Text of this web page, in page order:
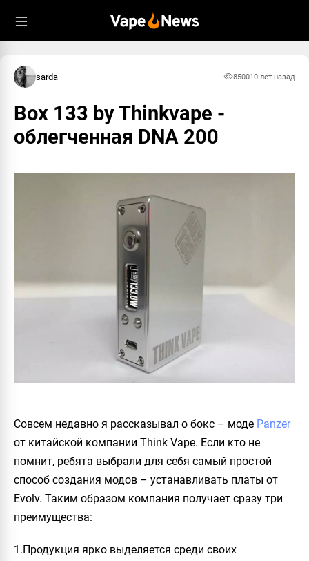
sarda 850010 лет назад
Box 133 by Thinkvape -
облегченная DNA 200
Совсем недавно я рассказывал о бокс – моде Panzer
от китайской компании Think Vape. Если кто не
помнит, ребята выбрали для себя самый простой
способ создания модов – устанавливать платы от
Evolv. Таким образом компания получает сразу три
преимущества:
1.Продукция ярко выделяется среди своих